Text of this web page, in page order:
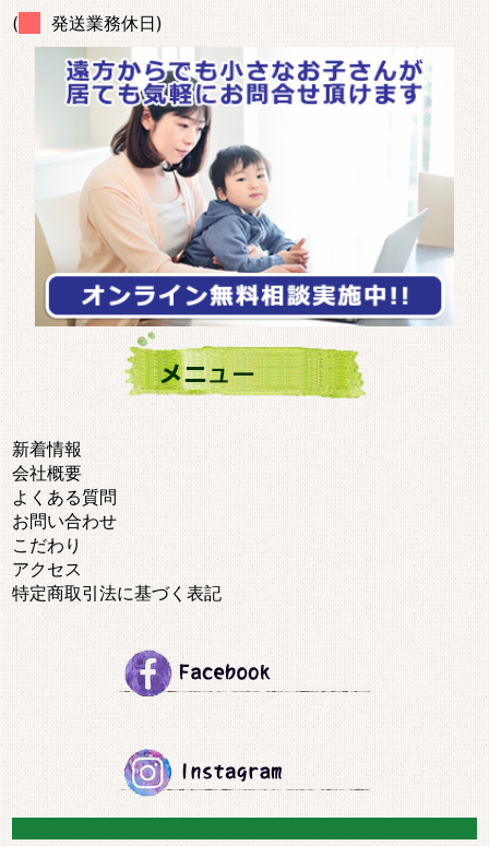
( 発送業務休日)
新着情報
会社概要
よくある質問
お問い合わせ
こだわり
アクセス
特定商取引法に基づく表記